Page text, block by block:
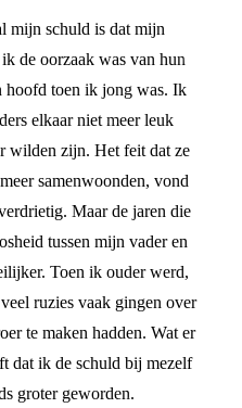
mijn schuld is dat mijn
de oorzaak was van hun
hoofd toen ik jong was. Ik
elkaar niet meer leuk
wilden zijn. Het feit dat ze
samenwoonden, vond
Maar de jaren die
tussen mijn vader en
Toen ik ouder werd,
ruzies vaak gingen over
te maken hadden. Wat er
dat ik de schuld bij mezelf
groter geworden.